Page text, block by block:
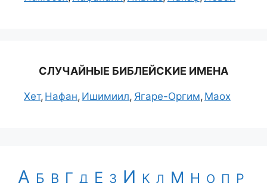
СЛУЧАЙНЫЕ БИБЛЕЙСКИЕ ИМЕНА
Хет Нафан Ишимиил Ягаре-Оргим Маох
А Б В Г Д Е З И К Л М Н О П Р